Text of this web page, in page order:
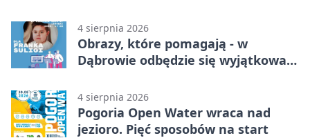
4 sierpnia 2026
Obrazy, które pomagają - w
Dąbrowie odbędzie się wyjątkowa
4 sierpnia 2026
Pogoria Open Water wraca nad
jezioro. Pięć sposobów na start